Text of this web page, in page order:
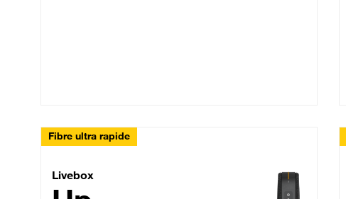
Fibre ultra rapide
Livebox Up Fibre
Livebox